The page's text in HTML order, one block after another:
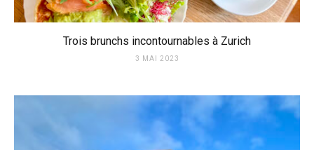
Trois brunchs incontournables à Zurich
3 MAI 2023